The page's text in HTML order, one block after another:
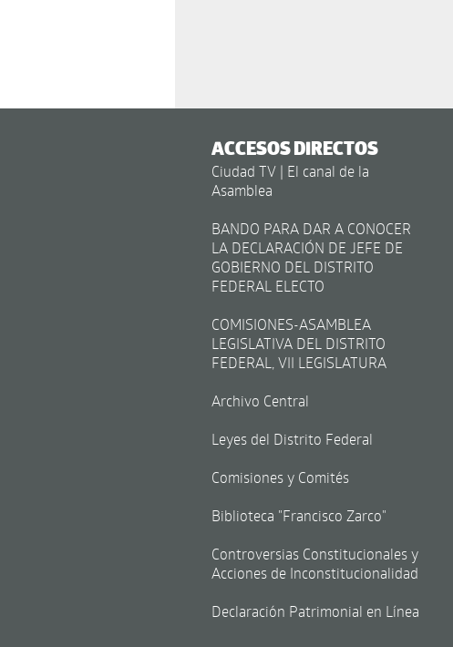
ACCESOS DIRECTOS
Ciudad TV | El canal de la
Asamblea
BANDO PARA DAR A CONOCER
LA DECLARACIÓN DE JEFE DE
GOBIERNO DEL DISTRITO
FEDERAL ELECTO
COMISIONES-ASAMBLEA
LEGISLATIVA DEL DISTRITO
FEDERAL, VII LEGISLATURA
Archivo Central
Leyes del Distrito Federal
Comisiones y Comités
Biblioteca "Francisco Zarco"
Controversias Constitucionales y
Acciones de Inconstitucionalidad
Declaración Patrimonial en Línea